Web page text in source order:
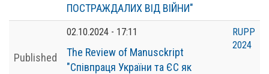
ПОСТРАЖДАЛИХ ВІД ВІЙНИ"
Published
02.10.2024 - 17:11
The Review of Manusckript
"Співпраця України та ЄС як
RUPP
2024